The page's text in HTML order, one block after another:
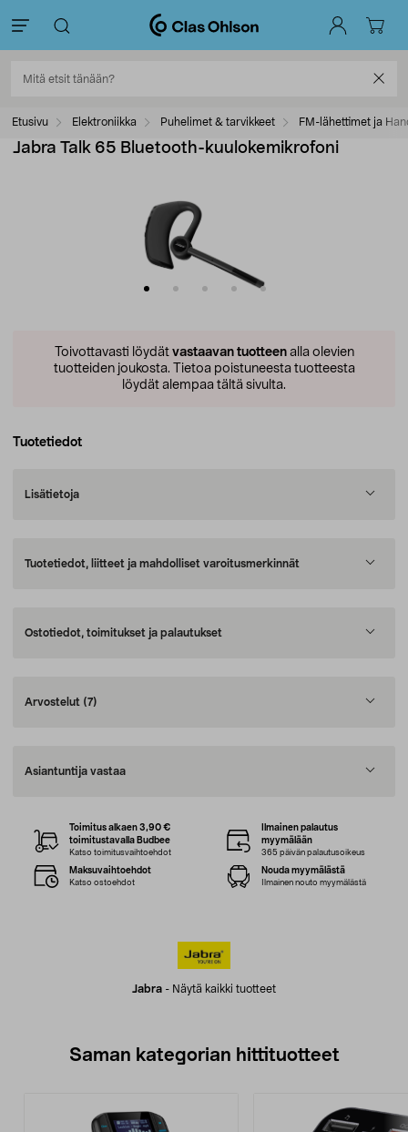
Etusivu Elektroniikka Puhelimet & tarvikkeet FM-lähettimet ja
Jabra Talk 65 Bluetooth-kuulokemikrofoni
Toivottavasti löydät vastaavan tuotteenalla olevien
tuotteiden joukosta. Tietoa poistuneesta tuotteesta
löydät alempaa tältä sivulta.
Tuotetiedot
Lisätietoja
Tuotetiedot, liitteet ja mahdolliset varoitusmerkinnät
Ostotiedot, toimitukset ja palautukset
Arvostelut (7)
Asiantuntija vastaa
Jabra - Näytä kaikki tuotteet
Toimitus alkaen 3,90 €
toimitustavalla Budbee
Katso toimitusvaihtoehdot
Ilmainen palautus
myymälään
365 päivän palautusoikeus
Maksuvaihtoehdot
Katso ostoehdot
Nouda myymälästä
Ilmainen nouto myymälästä
Saman kategorian hittituotteet